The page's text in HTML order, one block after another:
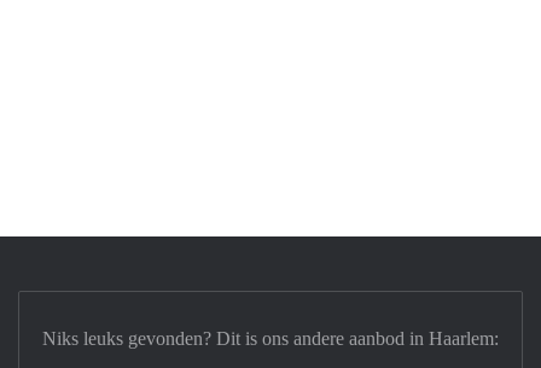
Niks leuks gevonden? Dit is ons andere aanbod in Haarlem: